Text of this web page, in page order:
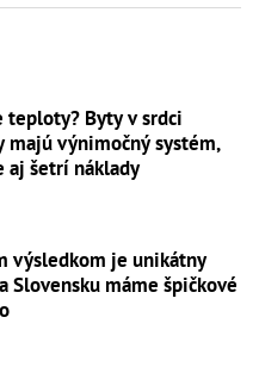
teploty? Byty v srdci
majú výnimočný systém,
aj šetrí náklady
výsledkom je unikátny
Slovensku máme špičkové